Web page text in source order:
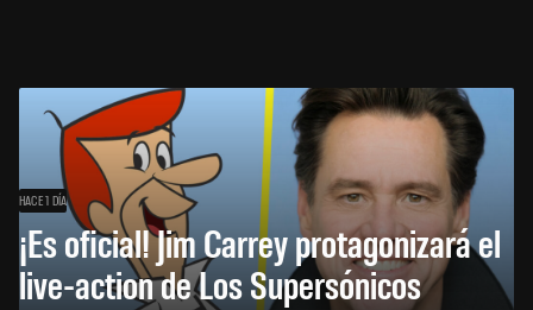
HACE 1 DÍA
¡Es oficial! Jim Carrey protagonizará el
live-action de Los Supersónicos